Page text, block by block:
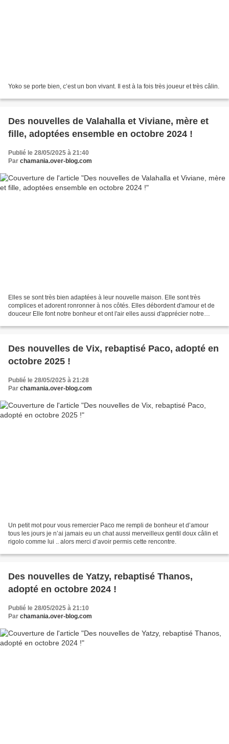
Yoko se porte bien, c’est un bon vivant. Il est à la fois très joueur et très câlin.
Des nouvelles de Valahalla et Viviane, mère et
fille, adoptées ensemble en octobre 2024 !
Publié le 28/05/2025 à 21:40
Par chamania.over-blog.com
Elles se sont très bien adaptées à leur nouvelle maison. Elle sont très
complices et adorent ronronner à nos côtés. Elles débordent d'amour et de
douceur Elle font notre bonheur et ont l'air elles aussi d'apprécier notre
Des nouvelles de Vix, rebaptisé Paco, adopté en
octobre 2025 !
Publié le 28/05/2025 à 21:28
Par chamania.over-blog.com
Un petit mot pour vous remercier Paco me rempli de bonheur et d’amour
tous les jours je n’ai jamais eu un chat aussi merveilleux gentil doux câlin et
rigolo comme lui .. alors merci d’avoir permis cette rencontre.
Des nouvelles de Yatzy, rebaptisé Thanos,
adopté en octobre 2024 !
Publié le 28/05/2025 à 21:10
Par chamania.over-blog.com